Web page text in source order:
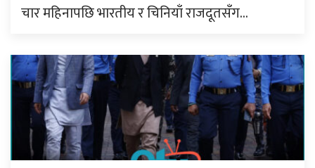
चार महिनापछि भारतीय र चिनियाँ राजदूतसँग…